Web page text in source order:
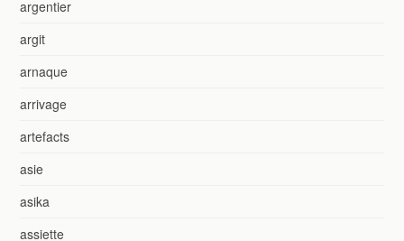
argentier
argit
arnaque
arrivage
artefacts
asie
asika
assiette